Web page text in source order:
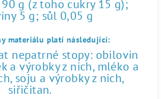
g (z toho cukry 15 g);
5 g; sůl 0,05 g
materiálu platí následující:
nepatrné stopy: obilovin
a výrobky z nich, mléko a
soju a výrobky z nich,
siřičitan.